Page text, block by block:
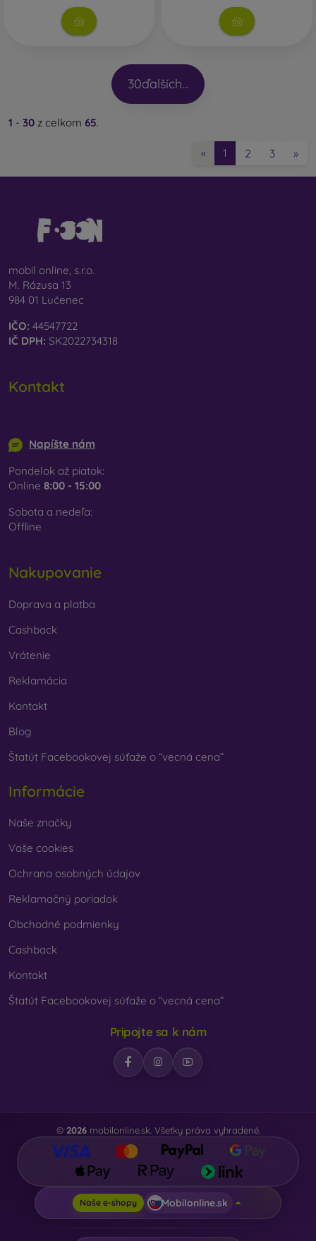
30ďalších...
1 - 30 z celkom 65.
« 1 2 3 »
mobil online, s.r.o.
M. Rázusa 13
984 01 Lučenec
IČO: 44547722
IČ DPH: SK2022734318
Kontakt
Napíšte nám
Pondelok až piatok:
Online 8:00 - 15:00
Sobota a nedeľa:
Offline
Nakupovanie
Doprava a platba
Cashback
Vrátenie
Reklamácia
Kontakt
Blog
Štatút Facebookovej súťaže o “vecná cena”
Informácie
Naše značky
Vaše cookies
Ochrana osobných údajov
Reklamačný poriadok
Obchodné podmienky
Cashback
Kontakt
Štatút Facebookovej súťaže o “vecná cena”
Pripojte sa k nám
© 2026mobilonline.sk. Všetky práva vyhradené.
Naše e-shopy Mobilonline.sk